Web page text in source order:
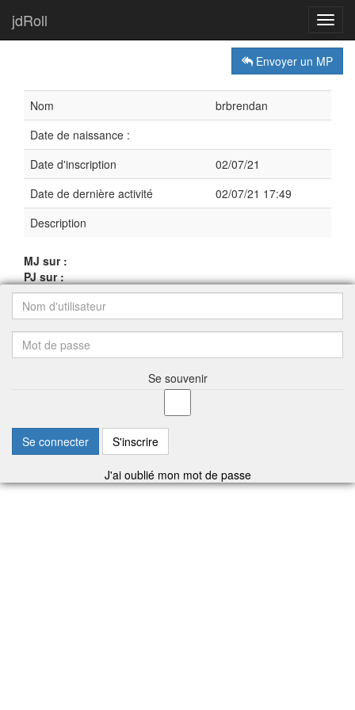
jdRoll
Envoyer un MP
Nom
brbrendan
Date de naissance :
Date d'inscription
02/07/21
Date de dernière activité
02/07/21 17:49
Description
MJ sur :
PJ sur :
Se souvenir
Se connecter S'inscrire
J'ai oublié mon mot de passe